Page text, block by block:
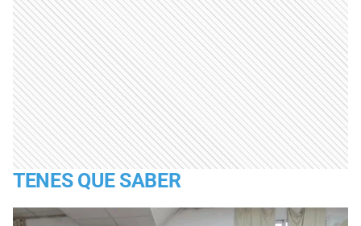
TENES QUE SABER